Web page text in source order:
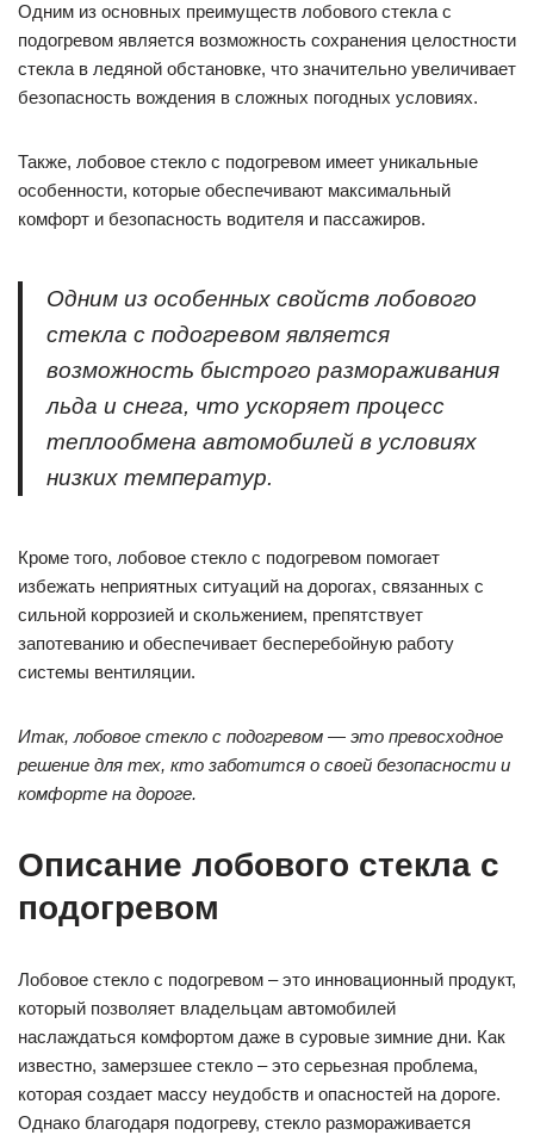
Одним из основных преимуществ лобового стекла с
подогревом является возможность сохранения целостности
стекла в ледяной обстановке, что значительно увеличивает
безопасность вождения в сложных погодных условиях.
Также, лобовое стекло с подогревом имеет уникальные
особенности, которые обеспечивают максимальный
комфорт и безопасность водителя и пассажиров.
Одним из особенных свойств лобового
стекла с подогревом является
возможность быстрого размораживания
льда и снега, что ускоряет процесс
теплообмена автомобилей в условиях
низких температур.
Кроме того, лобовое стекло с подогревом помогает
избежать неприятных ситуаций на дорогах, связанных с
сильной коррозией и скольжением, препятствует
запотеванию и обеспечивает бесперебойную работу
системы вентиляции.
Итак, лобовое стекло с подогревом — это превосходное
решение для тех, кто заботится о своей безопасности и
комфорте на дороге.
Описание лобового стекла с
подогревом
Лобовое стекло с подогревом – это инновационный продукт,
который позволяет владельцам автомобилей
наслаждаться комфортом даже в суровые зимние дни. Как
известно, замерзшее стекло – это серьезная проблема,
которая создает массу неудобств и опасностей на дороге.
Однако благодаря подогреву, стекло размораживается